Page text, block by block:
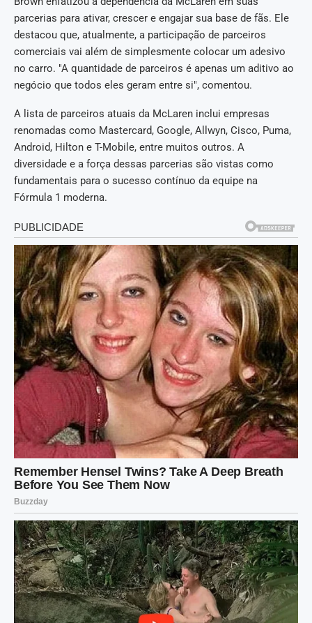
parcerias para ativar, crescer e engajar sua base de fãs. Ele
destacou que, atualmente, a participação de parceiros
comerciais vai além de simplesmente colocar um adesivo
no carro. "A quantidade de parceiros é apenas um aditivo ao
negócio que todos eles geram entre si", comentou.
A lista de parceiros atuais da McLaren inclui empresas
renomadas como Mastercard, Google, Allwyn, Cisco, Puma,
Android, Hilton e T-Mobile, entre muitos outros. A
diversidade e a força dessas parcerias são vistas como
fundamentais para o sucesso contínuo da equipe na
Fórmula 1 moderna.